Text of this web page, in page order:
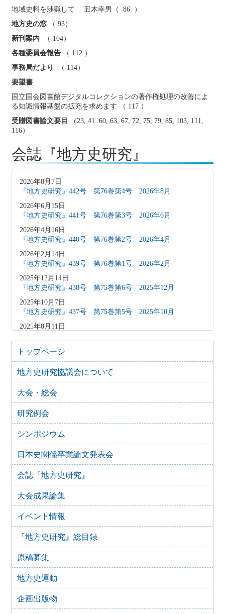
地域史料を渉猟して 丑木幸男（ 86 ）
地方史の窓 （ 93）
新刊案内 （ 104）
各種委員会報告 （ 112 ）
事務局だより
（ 114）
要望書
国立国会図書館デジタルコレクションの著作権処理の改善によ
る知識情報基盤の拡充を求めます （ 117 ）
受贈図書論文要目
（23, 41. 60, 63, 67, 72, 75, 79, 85, 103, 111,
116）
会誌『地方史研究』
2026年8月7日
『地方史研究』442号 第76巻第4号 2026年8月
2026年6月15日
『地方史研究』441号 第76巻第3号 2026年6月
2026年4月16日
『地方史研究』440号 第76巻第2号 2026年4月
2026年2月14日
『地方史研究』439号 第76巻第1号 2026年2月
2025年12月14日
『地方史研究』438号 第75巻第6号 2025年12月
2025年10月7日
『地方史研究』437号 第75巻第5号 2025年10月
2025年8月11日
2025年8月10日
「原稿募集」を変更致しました
2025年6月9日
『地方史研究』435号 第75巻第3号 2025年6月
2025年4月9日
『地方史研究』434号 第75巻第2号 2025年4月
2025年2月10日
『地方史研究』433号 第75巻第1号 2025年2月
『地方史研究』432号 第74巻第6号 2024年12月
2024年11月21日
『地方史研究』431号 第74巻第5号 2024年10月
2024年11月20日
『地方史研究』430号 第74巻第4号 2024年8月
2024年6月4日
『地方史研究』429号 第75巻第3号 2024年6月
2024年6月4日
『地方史研究』428号 第74巻第2号 2024年4月
2024年6月4日
『地方史研究』427号 第74巻第1号 2024年2月
『地方史研究』426号 第73巻第6号 2023年12月
トップページ
地方史研究協議会について
大会・総会
研究例会
シンポジウム
日本史関係卒業論文発表会
会誌『地方史研究』
大会成果論集
イベント情報
『地方史研究』総目録
原稿募集
地方史運動
企画出版物